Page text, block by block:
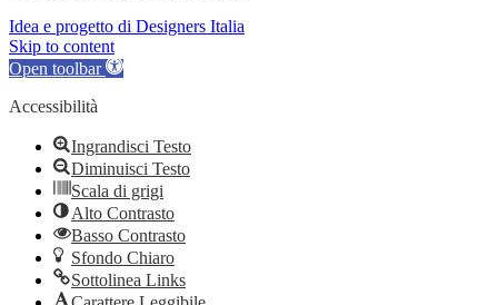
Idea e progetto di Designers Italia
Skip to content
Open toolbar
Accessibilità
Ingrandisci Testo
Diminuisci Testo
Scala di grigi
Alto Contrasto
Basso Contrasto
Sfondo Chiaro
Sottolinea Links